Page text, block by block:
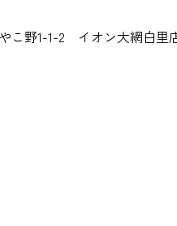
こ野1-1-2 イオン大網白里